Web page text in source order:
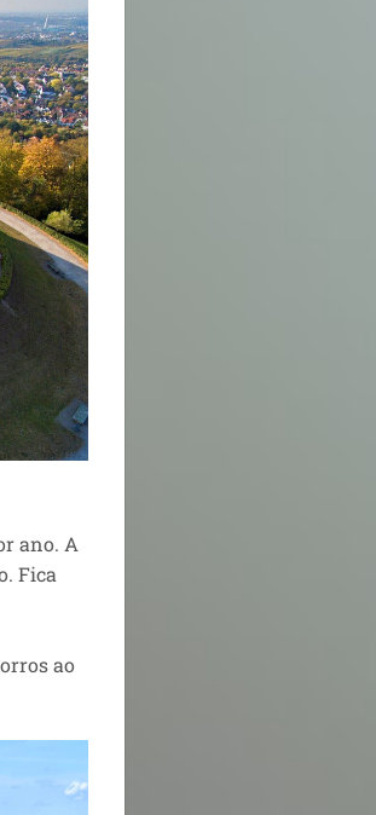
ano. A
Fica
ao